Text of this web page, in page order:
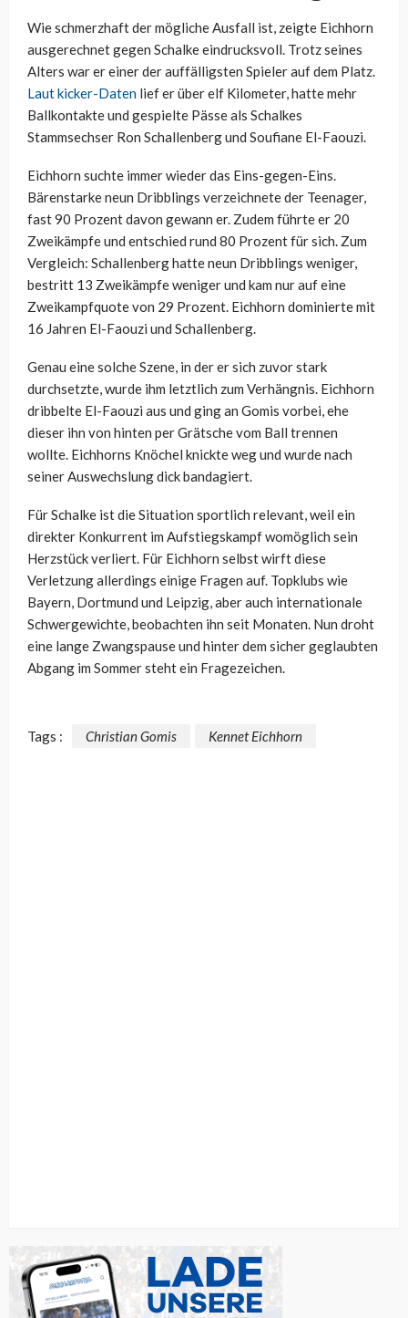
Wie schmerzhaft der mögliche Ausfall ist, zeigte Eichhorn
ausgerechnet gegen Schalke eindrucksvoll. Trotz seines
Alters war er einer der auffälligsten Spieler auf dem Platz.
Laut kicker-Daten lief er über elf Kilometer, hatte mehr
Ballkontakte und gespielte Pässe als Schalkes
Stammsechser Ron Schallenberg und Soufiane El-Faouzi.
Eichhorn suchte immer wieder das Eins-gegen-Eins.
Bärenstarke neun Dribblings verzeichnete der Teenager,
fast 90 Prozent davon gewann er. Zudem führte er 20
Zweikämpfe und entschied rund 80 Prozent für sich. Zum
Vergleich: Schallenberg hatte neun Dribblings weniger,
bestritt 13 Zweikämpfe weniger und kam nur auf eine
Zweikampfquote von 29 Prozent. Eichhorn dominierte mit
16 Jahren El-Faouzi und Schallenberg.
Genau eine solche Szene, in der er sich zuvor stark
durchsetzte, wurde ihm letztlich zum Verhängnis. Eichhorn
dribbelte El-Faouzi aus und ging an Gomis vorbei, ehe
dieser ihn von hinten per Grätsche vom Ball trennen
wollte. Eichhorns Knöchel knickte weg und wurde nach
seiner Auswechslung dick bandagiert.
Für Schalke ist die Situation sportlich relevant, weil ein
direkter Konkurrent im Aufstiegskampf womöglich sein
Herzstück verliert. Für Eichhorn selbst wirft diese
Verletzung allerdings einige Fragen auf. Topklubs wie
Bayern, Dortmund und Leipzig, aber auch internationale
Schwergewichte, beobachten ihn seit Monaten. Nun droht
eine lange Zwangspause und hinter dem sicher geglaubten
Abgang im Sommer steht ein Fragezeichen.
Tags : Christian Gomis Kennet Eichhorn